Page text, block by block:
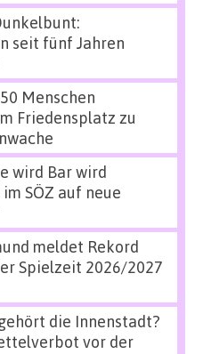
seit fünf Jahren
Menschen
Friedensplatz zu
wird Bar wird
SÖZ auf neue
meldet Rekord
Spielzeit 2026/2027
die Innenstadt?
vor der